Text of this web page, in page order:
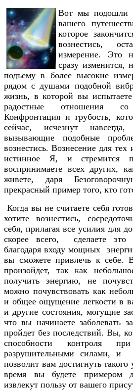
Вот мы подошли
вашего
которое
вознестись,
измерение. Это
сразу изменится,
подъему в более высокие
рядом с душами подобной
жизнь, в которой вы
радостные отношения
Конфронтация и грубость,
сейчас, исчезнут
вызывающие подобные
вознестись. Вознесение для тех
истинное Я, и стремится
воспринимаете всех других,
живете, даря
прекрасный пример того, кто
Когда вы не считаете себя
хотите вознестись,
себя, прилагая все усилия для
скорее всего, сделаете это
благодаря входу мощных
вы сможете привлечь к себе.
произойдет, так как
получить энергию, не
можно почувствовать как
и общее ощущение легкости в
и другие состояния, могущие
что вы начинаете заболевать
пройдет без последствий. Вы,
способности контроля
разрушительными силами, и
позволит вам достигнуть
время вы будете примером
извлекут пользу от вашего